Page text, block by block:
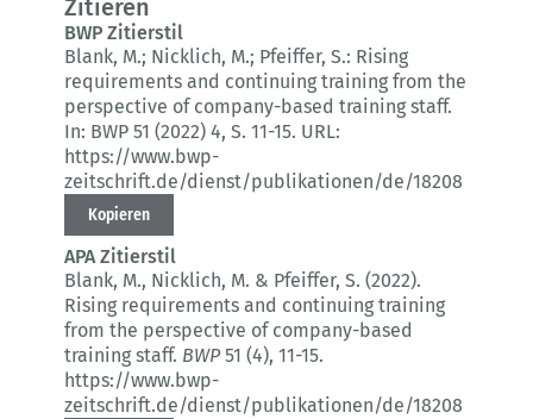
Zitieren
BWP Zitierstil
Blank, M.; Nicklich, M.; Pfeiffer, S.: Rising
requirements and continuing training from the
perspective of company-based training staff.
In: BWP 51 (2022) 4, S. 11-15. URL:
https://www.bwp-
zeitschrift.de/dienst/publikationen/de/18208
Kopieren
APA Zitierstil
Blank, M., Nicklich, M. & Pfeiffer, S. (2022).
Rising requirements and continuing training
from the perspective of company-based
training staff. BWP51 (4), 11-15.
https://www.bwp-
zeitschrift.de/dienst/publikationen/de/18208